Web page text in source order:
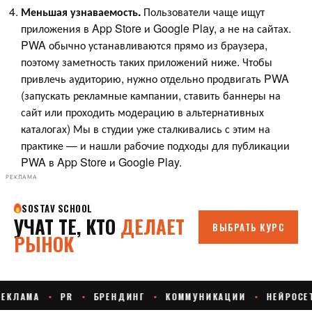
Меньшая узнаваемость. Пользователи чаще ищут
приложения в App Store и Google Play, а не на сайтах.
PWA обычно устанавливаются прямо из браузера,
поэтому заметность таких приложений ниже. Чтобы
привлечь аудиторию, нужно отдельно продвигать PWA
(запускать рекламные кампании, ставить баннеры на
сайт или проходить модерацию в альтернативных
каталогах) Мы в студии уже сталкивались с этим на
практике — и нашли рабочие подходы для публикации
PWA в App Store и Google Play.
РЕКЛАМА